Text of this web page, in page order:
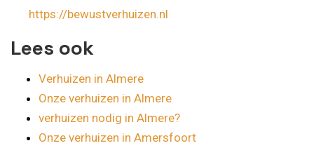
https://bewustverhuizen.nl
Lees ook
Verhuizen in Almere
Onze verhuizen in Almere
verhuizen nodig in Almere?
Onze verhuizen in Amersfoort